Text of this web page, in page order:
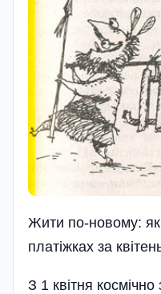
Жити по-новому:
платiжках за
З 1 квітня